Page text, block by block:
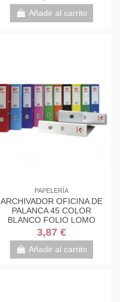
Añadir al carrito
PAPELERÍA
ARCHIVADOR OFICINA DE
PALANCA 45 COLOR
BLANCO FOLIO LOMO
ESTRECHO 290X350X55
GRAFOPLAS...
3,87 €
Añadir al carrito